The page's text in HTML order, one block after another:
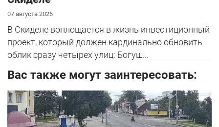
07 августа 2026
В Скиделе воплощается в жизнь инвестиционный
проект, который должен кардинально обновить
облик сразу четырех улиц: Богуш...
Вас также могут заинтересовать: